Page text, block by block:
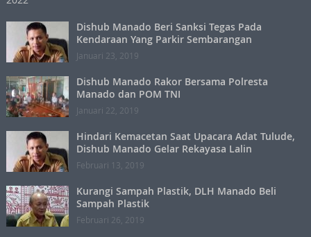
Dishub Manado Beri Sanksi Tegas Pada
Kendaraan Yang Parkir Sembarangan
Januari 23, 2019
Dishub Manado Rakor Bersama Polresta
Manado dan POM TNI
Januari 22, 2019
Hindari Kemacetan Saat Upacara Adat Tulude,
Dishub Manado Gelar Rekayasa Lalin
Februari 13, 2019
Kurangi Sampah Plastik, DLH Manado Beli
Sampah Plastik
Februari 26, 2019